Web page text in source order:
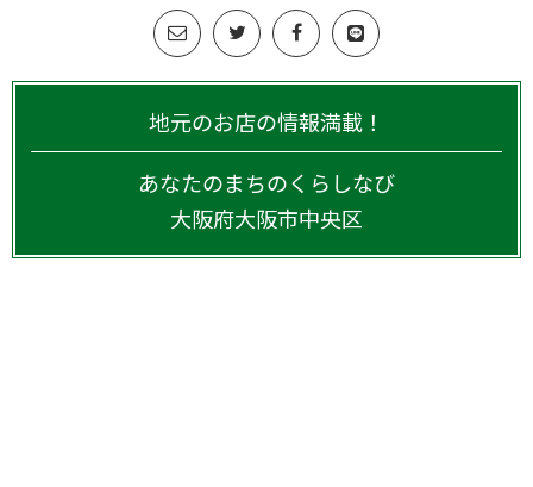
地元のお店の情報満載！
あなたのまちのくらしなび
大阪府大阪市中央区